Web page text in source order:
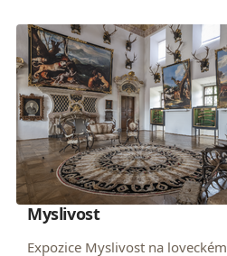
Myslivost
Expozice Myslivost na loveckém